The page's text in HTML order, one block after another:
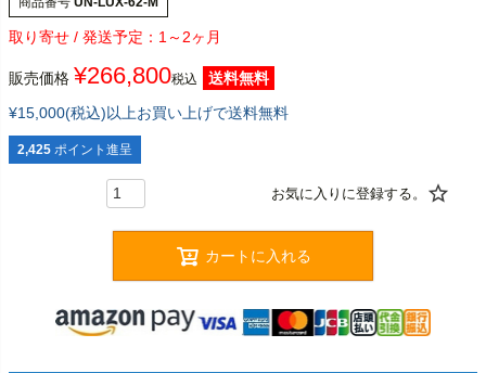
1～2ヶ月
販売価格 ¥266,800税込
送料無料
¥15,000(税込)以上お買い上げで送料無料
2,425 ポイント進呈
カートに入れる